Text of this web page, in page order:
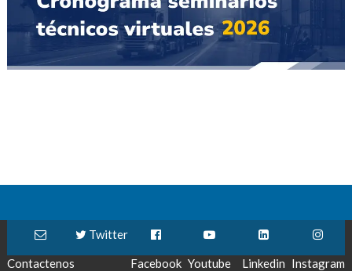
Contactenos
Twitter
Facebook Youtube Linkedin Instagram